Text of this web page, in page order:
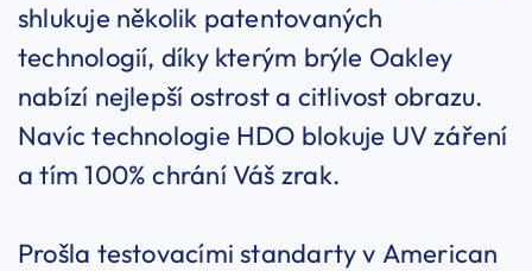
shlukuje několik patentovaných
technologií, díky kterým brýle Oakley
nabízí nejlepší ostrost a citlivost obrazu.
Navíc technologie HDO blokuje UV záření
a tím 100% chrání Váš zrak.
Prošla testovacími standarty v American